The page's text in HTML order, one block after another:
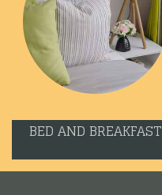
BED AND BREAKFAST